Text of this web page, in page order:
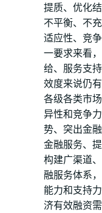
提质、优化
不平衡、不
适应性、竞
一要求来看
给、服务支
效度来说仍
各级各类市
异性和竞争
势、突出金
金融服务、
构建广渠道
融服务体系
能力和支持
济有效融资